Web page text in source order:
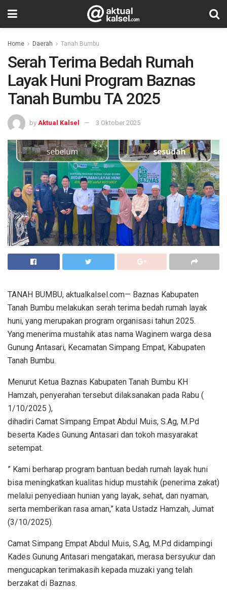
Home Daerah Tanah Bumbu
Serah Terima Bedah Rumah
Layak Huni Program Baznas
Tanah Bumbu TA 2025
by Aktual Kalsel 3 Oktober 2025
TANAH BUMBU, aktualkalsel.com— Baznas Kabupaten
Tanah Bumbu melakukan serah terima bedah rumah layak
huni, yang merupakan program organisasi tahun 2025.
Yang menerima mustahik atas nama Waginem warga desa
Gunung Antasari, Kecamatan Simpang Empat, Kabupaten
Tanah Bumbu.
Menurut Ketua Baznas Kabupaten Tanah Bumbu KH
Hamzah, penyerahan tersebut dilaksanakan pada Rabu (
1/10/2025 ),
dihadiri Camat Simpang Empat Abdul Muis, S.Ag, M.Pd
beserta Kades Gunung Antasari dan tokoh masyarakat
setempat.
” Kami berharap program bantuan bedah rumah layak huni
bisa meningkatkan kualitas hidup mustahik (penerima zakat)
melalui penyediaan hunian yang layak, sehat, dan nyaman,
serta memberikan rasa aman,” kata Ustadz Hamzah, Jumat
(3/10/2025).
Camat Simpang Empat Abdul Muis, S.Ag, M.Pd didampingi
Kades Gunung Antasari mengatakan, merasa bersyukur dan
mengucapkan terimakasih kepada muzaki yang telah
berzakat di Baznas.